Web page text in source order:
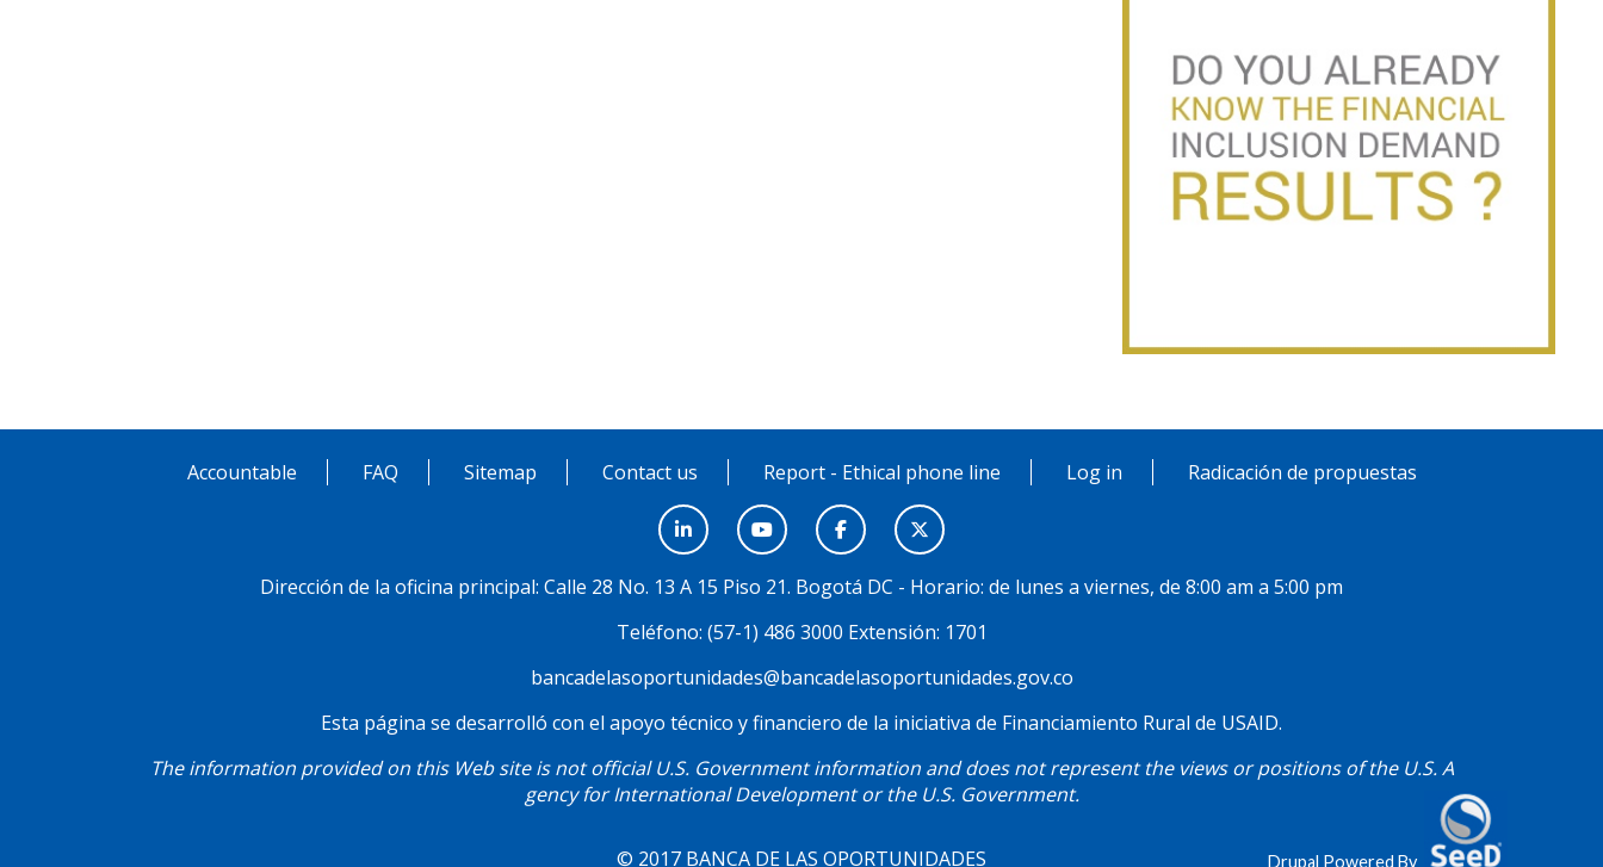
Accountable FAQ Sitemap Contact us Report - Ethical phone line Log in Radicación de propuestas
MenúDirección de la oficina principal: Calle 28 No. 13 A 15 Piso 21. Bogotá DC - Horario: de lunes a viernes, de 8:00 am a 5:00 pm
Teléfono: (57-1) 486 3000 Extensión: 1701
bancadelasoportunidades@bancadelasoportunidades.gov.co
Esta página se desarrolló con el apoyo técnico y financiero de la iniciativa de Financiamiento Rural de USAID.
The information provided on this Web site is not official U.S. Government information and does not represent the views or positions of the U.S. A
gency for International Development or the U.S. Government.
© 2017 BANCA DE LAS OPORTUNIDADES Drupal Powered By